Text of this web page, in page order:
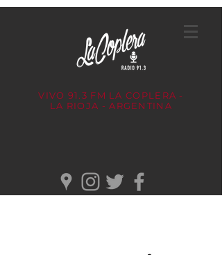
VIVO 91.3 FM LA COPLERA -
LA RIOJA - ARGENTINA